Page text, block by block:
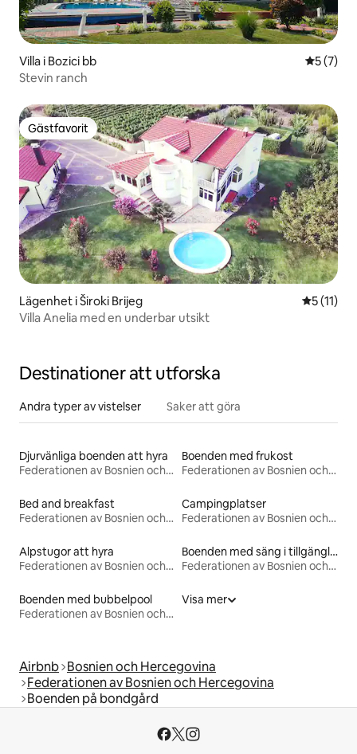
Villa i Bozici bb 5 av 5 i
5 (7)
Stevin ranch
Gästfavorit
Gästfavorit
Lägenhet i Široki Brijeg 5 av 5 i
5 (11)
Villa Anelia med en underbar utsikt
Destinationer att utforska
Andra typer av vistelser Saker att göra
Djurvänliga boenden att hyra
Federationen av Bosnien och Hercegovina
Boenden med frukost
Federationen av Bosnien och Hercegovina
Bed and breakfast
Federationen av Bosnien och Hercegovina
Campingplatser
Federationen av Bosnien och Hercegovina
Alpstugor att hyra
Federationen av Bosnien och Hercegovina
Boenden med säng i tillgänglighetsanpassad höjd
Federationen av Bosnien och Hercegovina
Boenden med bubbelpool
Federationen av Bosnien och Hercegovina
Visa mer
Airbnb Bosnien och Hercegovina
Federationen av Bosnien och Hercegovina
Boenden på bondgård